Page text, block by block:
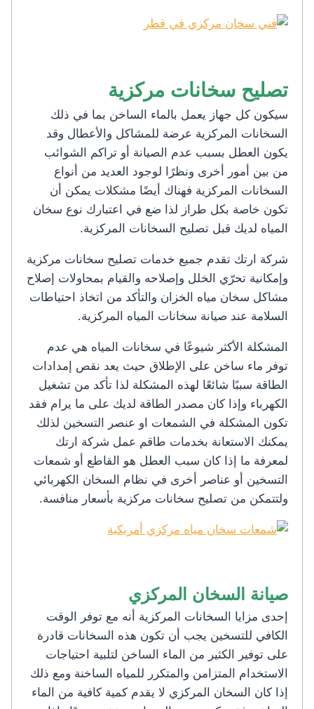
تصليح سخانات مركزية
سيكون كل جهاز يعمل بالماء الساخن بما في ذلك
السخانات المركزية عرضة للمشاكل والأعطال وقد
يكون العطل بسبب عدم الصيانة أو تراكم الشوائب
من بين أمور أخرى ونظرًا لوجود العديد من أنواع
السخانات المركزية فهناك أيضًا مشكلات يمكن أن
تكون خاصة بكل طراز لذا ضع في اعتبارك نوع سخان
المياه لديك قبل تصليح السخانات المركزية.
شركة ارتك تقدم جميع خدمات تصليح سخانات مركزية
وإمكانية تحرّي الخلل وإصلاحه والقيام بمحاولات إصلاح
مشاكل سخان مياه الخزان والتأكد من اتخاذ احتياطات
السلامة عند صيانة سخانات المياه المركزية.
المشكلة الأكثر شيوعًا في سخانات المياه هي عدم
توفر ماء ساخن على الإطلاق حيث يعد نقص إمدادات
الطاقة سببًا شائعًا لهذه المشكلة لذا تأكد من تشغيل
الكهرباء وإذا كان مصدر الطاقة لديك على ما يرام فقد
تكون المشكلة في الشمعات او عنصر التسخين لذلك
يمكنك الاستعانة بخدمات طاقم عمل شركة ارتك
لمعرفة ما إذا كان سبب العطل هو القاطع أو شمعات
التسخين أو عناصر أخرى في نظام السخان الكهربائي
ولتتمكن من تصليح سخانات مركزية بأسعار منافسة.
صيانة السخان المركزي
إحدى مزايا السخانات المركزية أنه مع توفر الوقت
الكافي للتسخين يجب أن تكون هذه السخانات قادرة
على توفير الكثير من الماء الساخن لتلبية احتياجات
الاستخدام المتزامن والمتكرر للمياه الساخنة ومع ذلك
إذا كان السخان المركزي لا يقدم كمية كافية من الماء